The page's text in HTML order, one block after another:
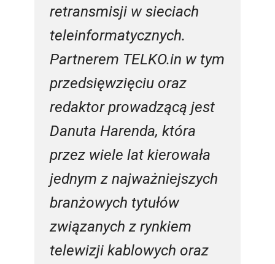
retransmisji w sieciach
teleinformatycznych.
Partnerem TELKO.in w tym
przedsięwzięciu oraz
redaktor prowadzącą jest
Danuta Harenda, która
przez wiele lat kierowała
jednym z najważniejszych
branżowych tytułów
związanych z rynkiem
telewizji kablowych oraz